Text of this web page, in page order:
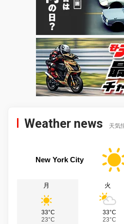
Weather news 天気
New York City
月
33°C
23°C
火
33°C
23°C